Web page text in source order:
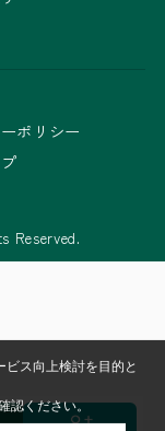
ポリシー
Reserved.
ス向上検討を目的と
認ください。